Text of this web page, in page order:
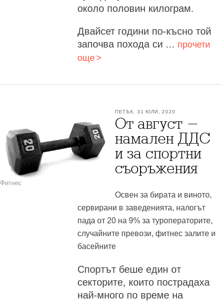
около половин килограм.
Двайсет години по-късно той
започва похода си ... прочети
още
ПЕТЪК, 31 ЮЛИ, 2020
От август -
намален ДДС
и за спортни
съоръжения
Фитнес
Освен за бирата и виното,
сервирани в заведенията, налогът
пада от 20 на 9% за туроператорите,
случайните превози, фитнес залите и
басейните
Спортът беше един от
секторите, които пострадаха
най-много по време на